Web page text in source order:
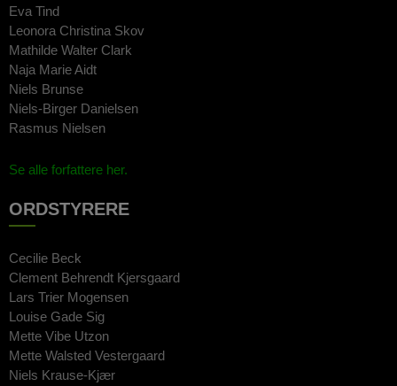
Eva Tind
Leonora Christina Skov
Mathilde Walter Clark
Naja Marie Aidt
Niels Brunse
Niels-Birger Danielsen
Rasmus Nielsen
Se alle forfattere her.
ORDSTYRERE
Cecilie Beck
Clement Behrendt Kjersgaard
Lars Trier Mogensen
Louise Gade Sig
Mette Vibe Utzon
Mette Walsted Vestergaard
Niels Krause-Kjær